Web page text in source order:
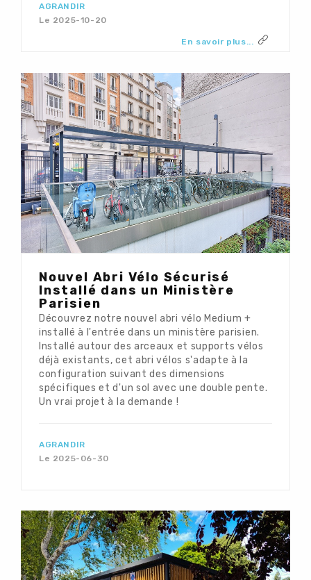
AGRANDIR
Le 2025-10-20
En savoir plus...
Nouvel Abri Vélo Sécurisé
Installé dans un Ministère
Parisien
Découvrez notre nouvel abri vélo Medium +
installé à l'entrée dans un ministère parisien.
Installé autour des arceaux et supports vélos
déjà existants, cet abri vélos s'adapte à la
configuration suivant des dimensions
spécifiques et d'un sol avec une double pente.
Un vrai projet à la demande !
AGRANDIR
Le 2025-06-30